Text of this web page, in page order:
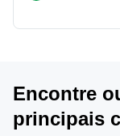
Encontre
principais